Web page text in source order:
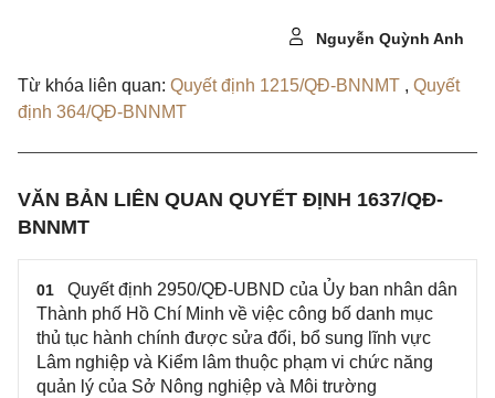
Nguyễn Quỳnh Anh
Từ khóa liên quan: Quyết định 1215/QĐ-BNNMT , Quyết
định 364/QĐ-BNNMT
VĂN BẢN LIÊN QUAN QUYẾT ĐỊNH 1637/QĐ-
BNNMT
01
Quyết định 2950/QĐ-UBND của Ủy ban nhân dân
Thành phố Hồ Chí Minh về việc công bố danh mục
thủ tục hành chính được sửa đổi, bổ sung lĩnh vực
Lâm nghiệp và Kiểm lâm thuộc phạm vi chức năng
quản lý của Sở Nông nghiệp và Môi trường